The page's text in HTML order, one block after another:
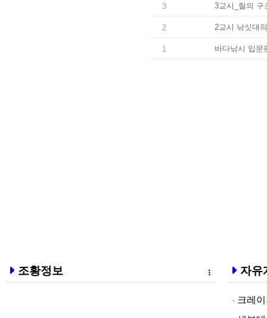
3 3교시_릴의 구
2 2교시 낚싯대
1 바다낚시 입문
조황정보 자유
크레이지